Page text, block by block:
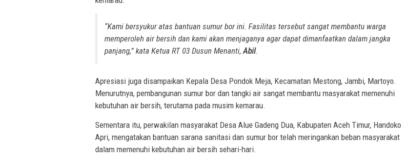
“Kami bersyukur atas bantuan sumur bor ini. Fasilitas tersebut sangat membantu warga
memperoleh air bersih dan kami akan menjaganya agar dapat dimanfaatkan dalam jangka
panjang,” kata Ketua RT 03 Dusun Menanti, Abil.
Apresiasi juga disampaikan Kepala Desa Pondok Meja, Kecamatan Mestong, Jambi, Martoyo.
Menurutnya, pembangunan sumur bor dan tangki air sangat membantu masyarakat memenuhi
kebutuhan air bersih, terutama pada musim kemarau.
Sementara itu, perwakilan masyarakat Desa Alue Gadeng Dua, Kabupaten Aceh Timur, Handoko
Apri, mengatakan bantuan sarana sanitasi dan sumur bor telah meringankan beban masyarakat
dalam memenuhi kebutuhan air bersih sehari-hari.